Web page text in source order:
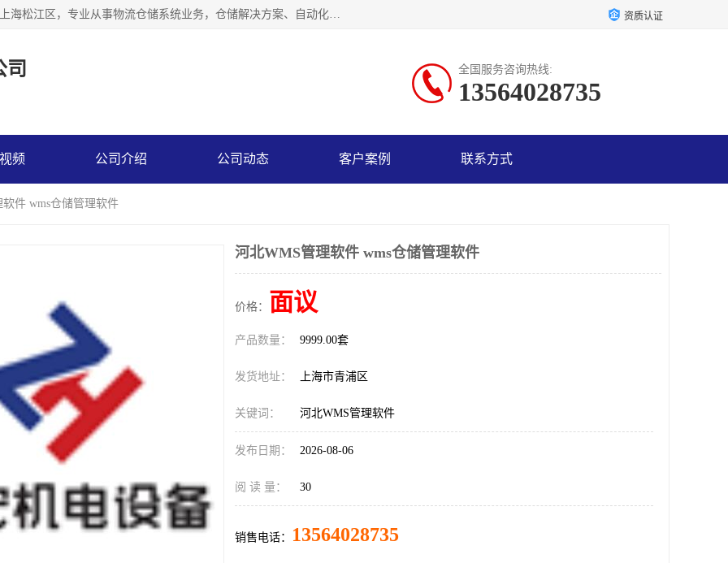
联系热线：* 上海秩宏机电设备有限公司成立于2013年，位于上海松江区，专业从事物流仓储系统业务，仓储解决方案、自动化仓储设备、自动货柜、立体货柜等。 资质认证
司 全国服务咨询热线:
13564028735
频 公司介绍 公司动态 客户案例 联系方式
件 wms仓储管理软件
河北WMS管理软件 wms仓储管理软件
价格： 面议
产品数量： 9999.00套
发货地址： 上海市青浦区
关键词： 河北WMS管理软件
发布日期： 2026-08-06
阅 读 量： 30
销售电话： 13564028735